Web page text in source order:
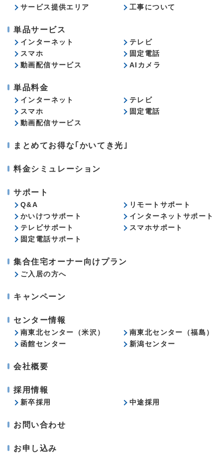
サービス提供エリア 工事について
単品サービス
インターネット
テレビ
スマホ
固定電話
動画配信サービス
AIカメラ
単品料金
インターネット
テレビ
スマホ
固定電話
動画配信サービス
まとめてお得な｢かいてき光｣
料金シミュレーション
サポート
Q&A
リモートサポート
かいけつサポート
インターネットサポート
テレビサポート
スマホサポート
固定電話サポート
集合住宅オーナー向けプラン
ご入居の方へ
キャンペーン
センター情報
南東北センター（米沢）
南東北センター（福島）
函館センター
新潟センター
会社概要
採用情報
新卒採用 中途採用
お問い合わせ
お申し込み